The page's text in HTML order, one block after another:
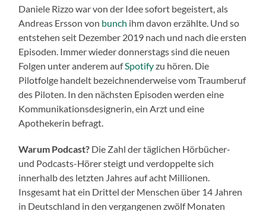
Daniele Rizzo war von der Idee sofort begeistert, als
Andreas Ersson von bunch ihm davon erzählte. Und so
entstehen seit Dezember 2019 nach und nach die ersten
Episoden. Immer wieder donnerstags sind die neuen
Folgen unter anderem aufSpotifyzu hören. Die
Pilotfolge handelt bezeichnenderweise vom Traumberuf
des Piloten. In den nächsten Episoden werden eine
Kommunikationsdesignerin, ein Arzt und eine
Apothekerin befragt.
Warum Podcast? Die Zahl der täglichen Hörbücher-
und Podcasts-Hörer steigt und verdoppelte sich
innerhalb des letzten Jahres auf acht Millionen.
Insgesamt hat ein Drittel der Menschen über 14 Jahren
in Deutschland in den vergangenen zwölf Monaten